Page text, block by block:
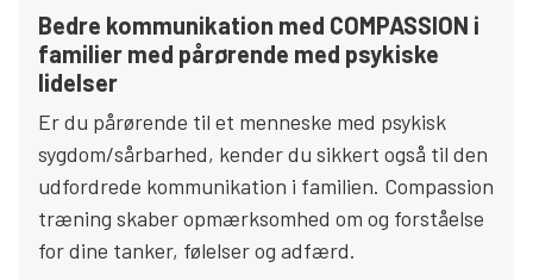
Bedre kommunikation med COMPASSION i
familier med pårørende med psykiske
lidelser
Er du pårørende til et menneske med psykisk
sygdom/sårbarhed, kender du sikkert også til den
udfordrede kommunikation i familien. Compassion
træning skaber opmærksomhed om og forståelse
for dine tanker, følelser og adfærd.